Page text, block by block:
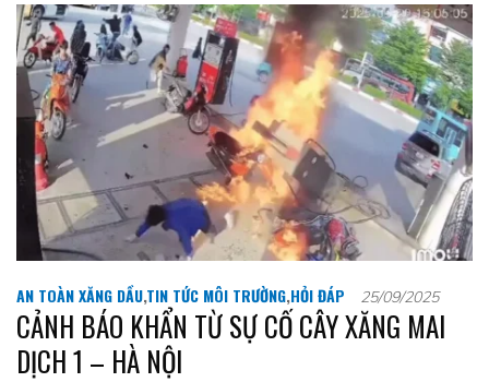
AN TOÀN XĂNG DẦU,TIN TỨC MÔI TRƯỜNG,HỎI ĐÁP 25/09/2025
CẢNH BÁO KHẨN TỪ SỰ CỐ CÂY XĂNG MAI
DỊCH 1 – HÀ NỘI